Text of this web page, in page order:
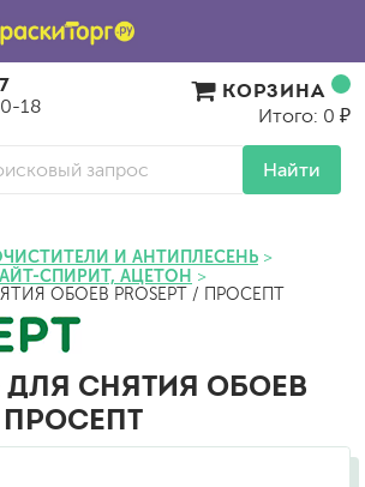
18
Найти
КОРЗИНА
Итого: 0 ₽
И АНТИПЛЕСЕНЬ
СПИРИТ, АЦЕТОН
ОБОЕВ PROSEPT / ПРОСЕПТ
СНЯТИЯ ОБОЕВ
ПРОСЕПТ